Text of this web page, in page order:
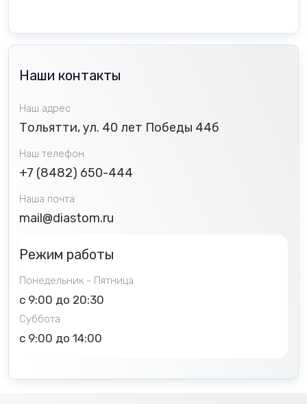
Наши контакты
Наш адрес
Тольятти, ул. 40 лет Победы 44б
Наш телефон
+7 (8482) 650-444
Наша почта
mail@diastom.ru
Режим работы
Понедельник - Пятница
с 9:00 до 20:30
Суббота
с 9:00 до 14:00